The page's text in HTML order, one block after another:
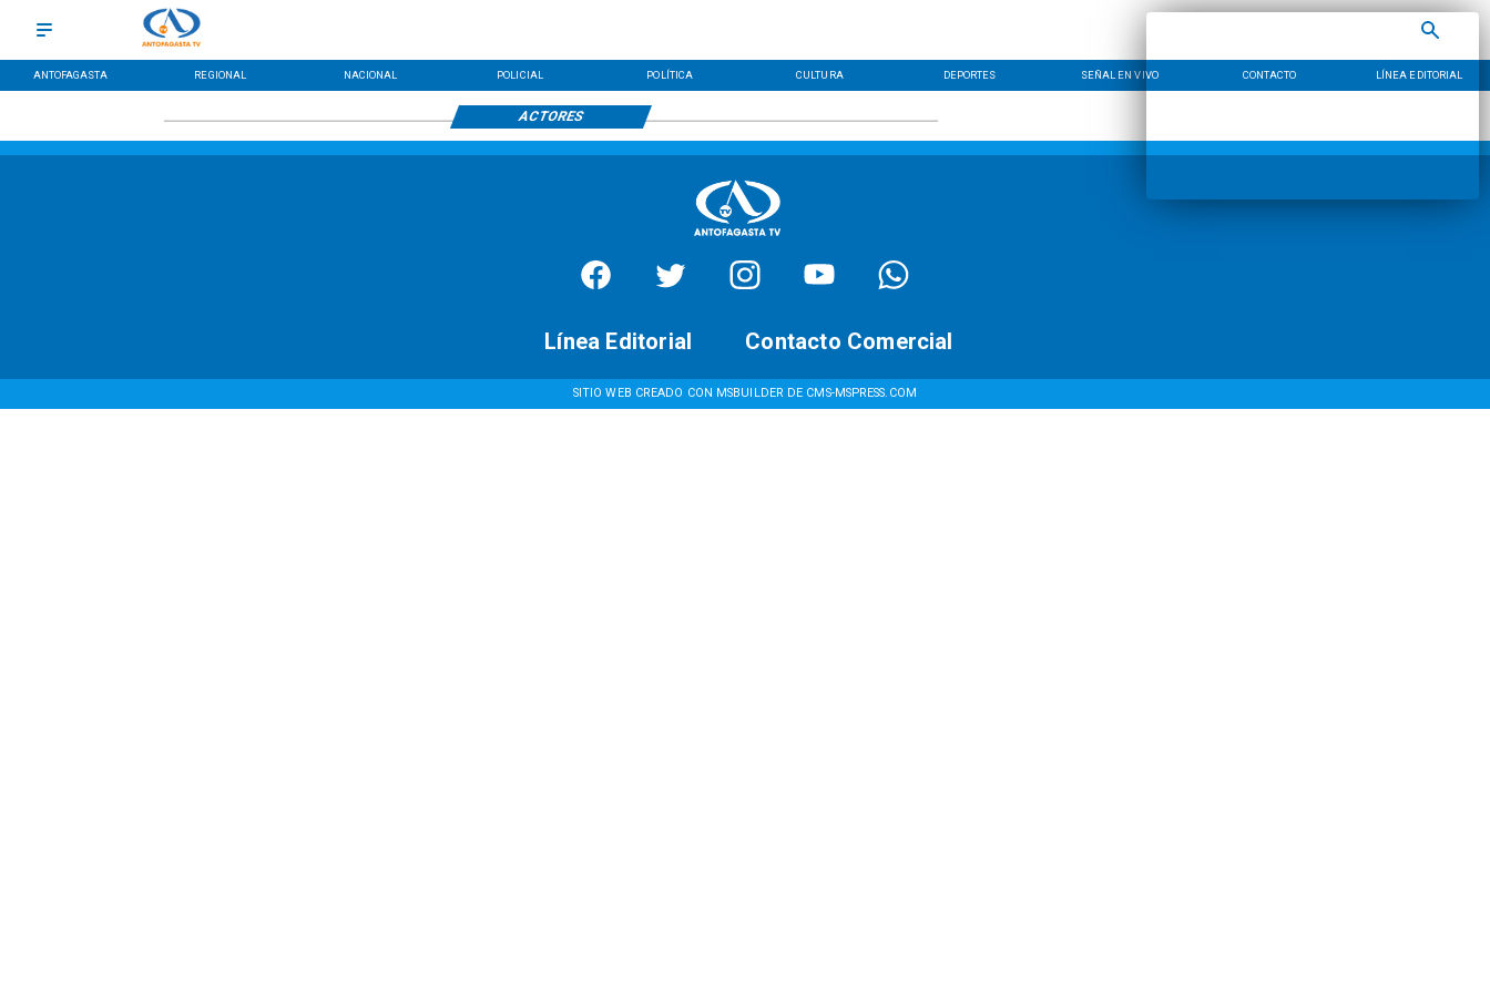
ANTOFAGASTA REGIONAL NACIONAL POLICIAL POLÍTICA CULTURA DEPORTES SEÑAL EN VIVO CONTACTO LÍNEA EDITORIAL
ACTORES
SITIO WEB CREADO CON MSBUILDER DE CMS-MSPRESS.COM
Contacto Comercial
Línea Editorial